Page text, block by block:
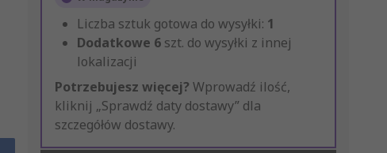
Liczba sztuk gotowa do wysyłki: 1
Dodatkowe 6 szt. do wysyłki z innej
lokalizacji
Potrzebujesz więcej? Wprowadź ilość,
kliknij „Sprawdź daty dostawy” dla
szczegółów dostawy.